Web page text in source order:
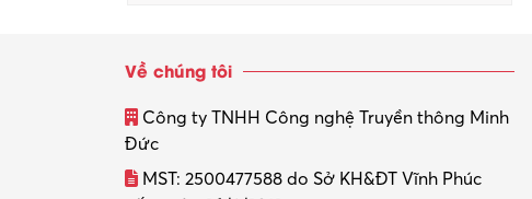
Về chúng tôi
Công ty TNHH Công nghệ Truyền thông Minh
Đức
MST: 2500477588 do Sở KH&ĐT Vĩnh Phúc